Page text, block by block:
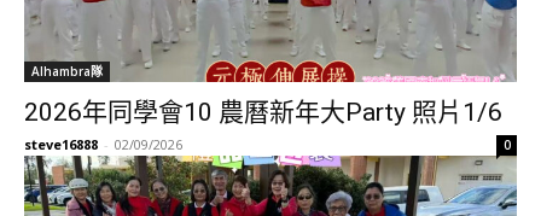
Alhambra隊
2026年同學會10 農曆新年大Party 照片1/6
steve16888 - 02/09/2026 0